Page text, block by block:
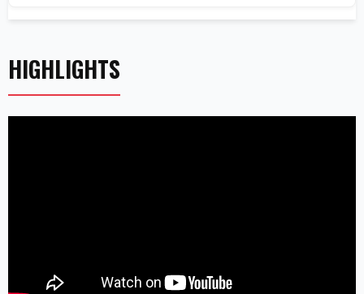
HIGHLIGHTS